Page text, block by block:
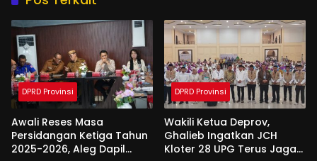
DPRD Provinsi
Awali Reses Masa
Persidangan Ketiga Tahun
2025-2026, Aleg Dapil
DPRD Provinsi
Wakili Ketua Deprov,
Ghalieb Ingatkan JCH
Kloter 28 UPG Terus Jaga